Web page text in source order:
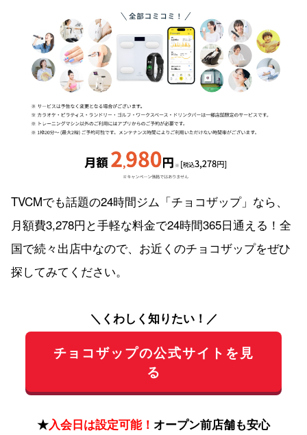
TVCMでも話題の24時間ジム「チョコザップ」なら、
月額費3,278円と手軽な料金で24時間365日通える！全
国で続々出店中なので、お近くのチョコザップをぜひ
探してみてください。
＼くわしく知りたい！／
チョコザップの公式サイトを見
る
★入会日は設定可能！ オープン前店舗も安心